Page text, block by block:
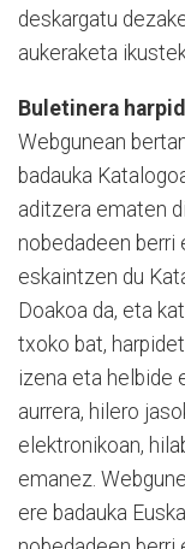
deskargatu
aukeraketa
Buletinera
Webgunean
badauka
aditzera ematen
nobedadeen
eskaintzen du
Doakoa da, eta
txoko bat,
izena eta helbide
aurrera, hilero
elektronikoan,
emanez.
ere badauka